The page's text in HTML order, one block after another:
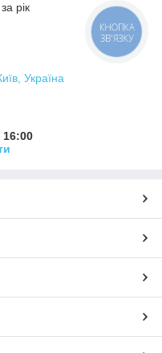
рік
Україна
16:00
КНОПКА
ЗВ'ЯЗКУ